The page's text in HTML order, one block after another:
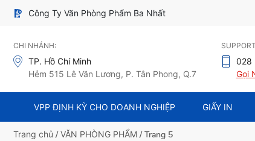
Công Ty Văn Phòng Phẩm Ba Nhất
CHI NHÁNH:
TP. Hồ Chí Minh
Hẻm 515 Lê Văn Lương, P. Tân Phong, Q.7
028
Gọi
VPP ĐỊNH KỲ CHO DOANH NGHIỆP GIẤY IN
Trang chủ /VĂN PHÒNG PHẨM / Trang 5